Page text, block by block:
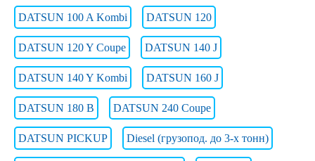
DATSUN 100 A Kombi DATSUN 120
DATSUN 120 Y Coupe DATSUN 140 J
DATSUN 140 Y Kombi DATSUN 160 J
DATSUN 180 B DATSUN 240 Coupe
DATSUN PICKUP Diesel (грузопод. до 3-х тонн)